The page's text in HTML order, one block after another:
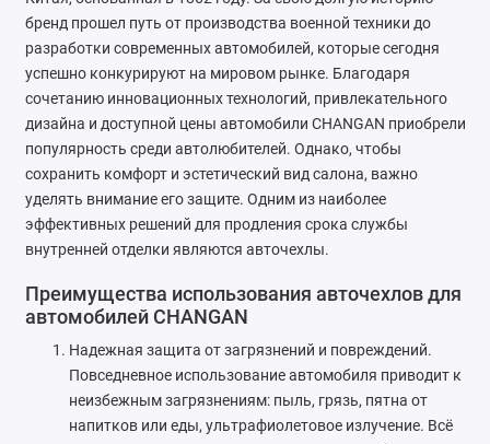
Chrysler
Dongfeng
FAW
Fiat
бренд прошел путь от производства военной техники до
разработки современных автомобилей, которые сегодня
успешно конкурируют на мировом рынке. Благодаря
сочетанию инновационных технологий, привлекательного
дизайна и доступной цены автомобили CHANGAN приобрели
популярность среди автолюбителей. Однако, чтобы
сохранить комфорт и эстетический вид салона, важно
уделять внимание его защите. Одним из наиболее
эффективных решений для продления срока службы
внутренней отделки являются авточехлы.
Преимущества использования авточехлов для
автомобилей CHANGAN
Надежная защита от загрязнений и повреждений.
Повседневное использование автомобиля приводит к
неизбежным загрязнениям: пыль, грязь, пятна от
напитков или еды, ультрафиолетовое излучение. Всё